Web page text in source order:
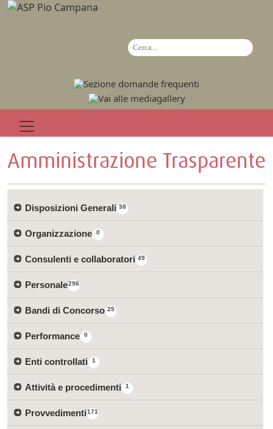
Amministrazione Trasparente
38
Disposizioni Generali
0
Organizzazione
49
Consulenti e collaboratori
296
Personale
25
Bandi di Concorso
0
Performance
1
Enti controllati
1
Attività e procedimenti
171
Provvedimenti